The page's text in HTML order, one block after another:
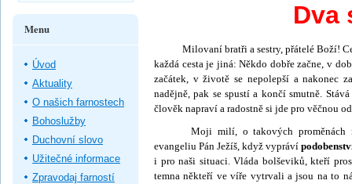
Dva
Milovaní bratři a sestry, přátelé Boží!
každá cesta je jiná: Někdo dobře začne, v
začátek, v životě se nepolepší a nakonec
nadějně, pak se spustí a končí smutně.
člověk napraví a radostně si jde pro věčnou
Moji milí, o takových
evangeliu Pán Ježíš, když vypráví
i pro naši situaci. Vláda bolševiků, kteří
temna někteří ve víře vytrvali a jsou na to
Menu
Úvod
Aktuality
O našich farnostech
Bohoslužby
Duchovní slovo
Užitečné informace
Zpravodaj farností